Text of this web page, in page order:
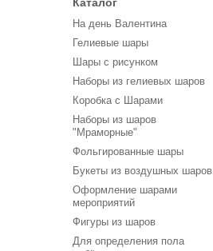
На день Валентина
Гелиевые шары
Шары с рисунком
Наборы из гелиевых шаров
Коробка с Шарами
Наборы из шаров
"Мраморные"
Фольгированные шары
Букеты из воздушных шаров
Оформление шарами
мероприятий
Фигуры из шаров
Для определения пола